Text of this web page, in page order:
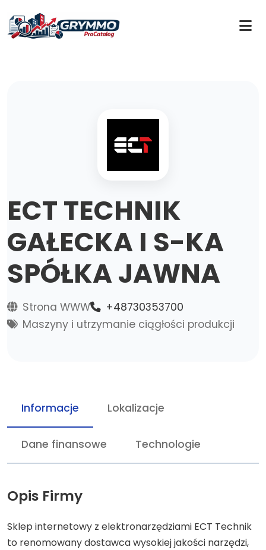
ECT TECHNIK
GAŁECKA I S-KA
SPÓŁKA JAWNA
Strona WWW
+48730353700
Maszyny i utrzymanie ciągłości produkcji
Informacje Lokalizacje
Dane finansowe Technologie
Opis Firmy
Sklep internetowy z elektronarzędziami ECT Technik
to renomowany dostawca wysokiej jakości narzędzi,